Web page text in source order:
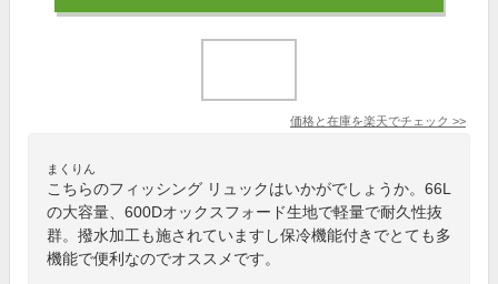
価格と在庫を楽天でチェック >>
まくりん
こちらのフィッシング リュックはいかがでしょうか。66L
の大容量、600Dオックスフォード生地で軽量で耐久性抜
群。撥水加工も施されていますし保冷機能付きでとても多
機能で便利なのでオススメです。